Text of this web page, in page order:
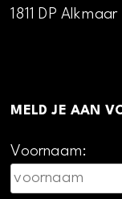
1811 DP Alkmaar
MELD JE AAN
Voornaam: